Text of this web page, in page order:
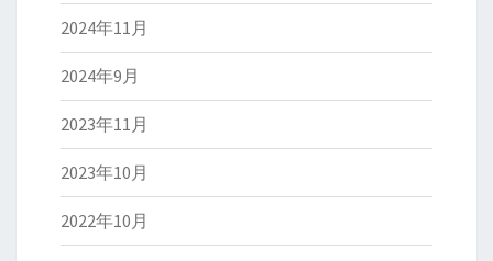
2024年11月
2024年9月
2023年11月
2023年10月
2022年10月